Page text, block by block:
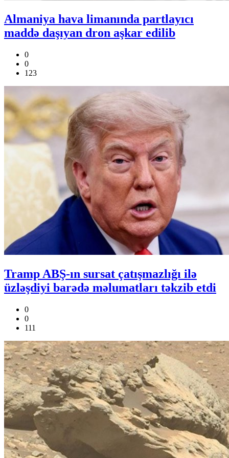
Almaniya hava limanında partlayıcı
maddə daşıyan dron aşkar edilib
0
0
123
Tramp ABŞ-ın sursat çatışmazlığı ilə
üzləşdiyi barədə məlumatları təkzib etdi
0
0
111